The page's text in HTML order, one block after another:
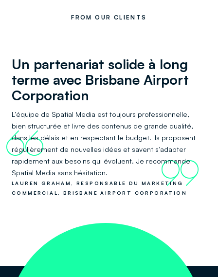
FROM OUR CLIENTS
Un partenariat solide à long
terme avec Brisbane Airport
Corporation
L’équipe de Spatial Media est toujours professionnelle,
bien structurée et livre des contenus de grande qualité,
dans les délais et en respectant le budget. Ils proposent
régulièrement de nouvelles idées et savent s’adapter
rapidement aux besoins qui évoluent. Je recommande
Spatial Media sans hésitation.
66
99
LAUREN GRAHAM, RESPONSABLE DU MARKETING
COMMERCIAL, BRISBANE AIRPORT CORPORATION